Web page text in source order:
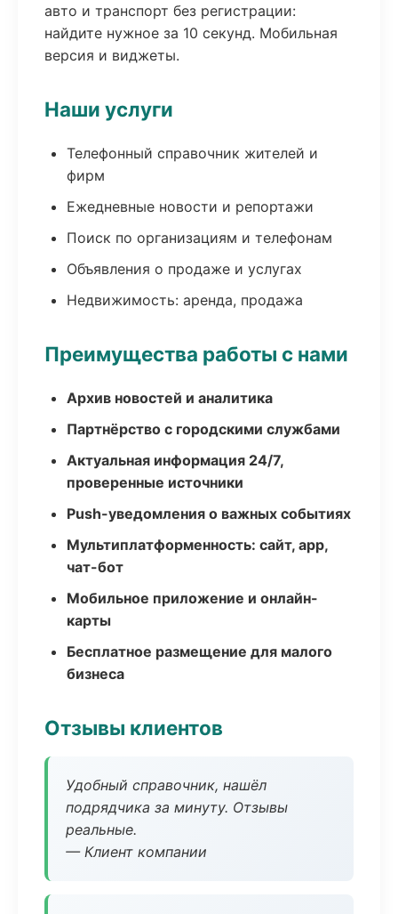
авто и транспорт без регистрации:
найдите нужное за 10 секунд. Мобильная
версия и виджеты.
Наши услуги
Телефонный справочник жителей и
фирм
Ежедневные новости и репортажи
Поиск по организациям и телефонам
Объявления о продаже и услугах
Недвижимость: аренда, продажа
Преимущества работы с нами
Архив новостей и аналитика
Партнёрство с городскими службами
Актуальная информация 24/7,
проверенные источники
Push-уведомления о важных событиях
Мультиплатформенность: сайт, app,
чат-бот
Мобильное приложение и онлайн-
карты
Бесплатное размещение для малого
бизнеса
Отзывы клиентов
Удобный справочник, нашёл
подрядчика за минуту. Отзывы
реальные.
— Клиент компании